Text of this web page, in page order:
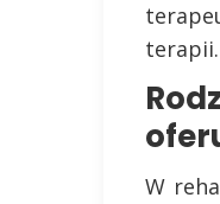
terapii.
W